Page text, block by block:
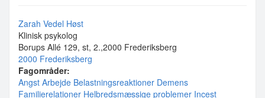
Zarah Vedel Høst
Klinisk psykolog
Borups Allé 129, st, 2.,2000 Frederiksberg
2000 Frederiksberg
Fagområder:
Angst Arbejde Belastningsreaktioner Demens
Familierelationer Helbredsmæssige problemer Incest